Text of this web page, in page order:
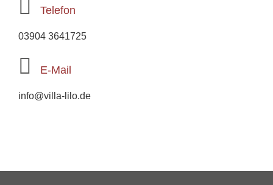
Telefon
03904 3641725
E-Mail
info@villa-lilo.de